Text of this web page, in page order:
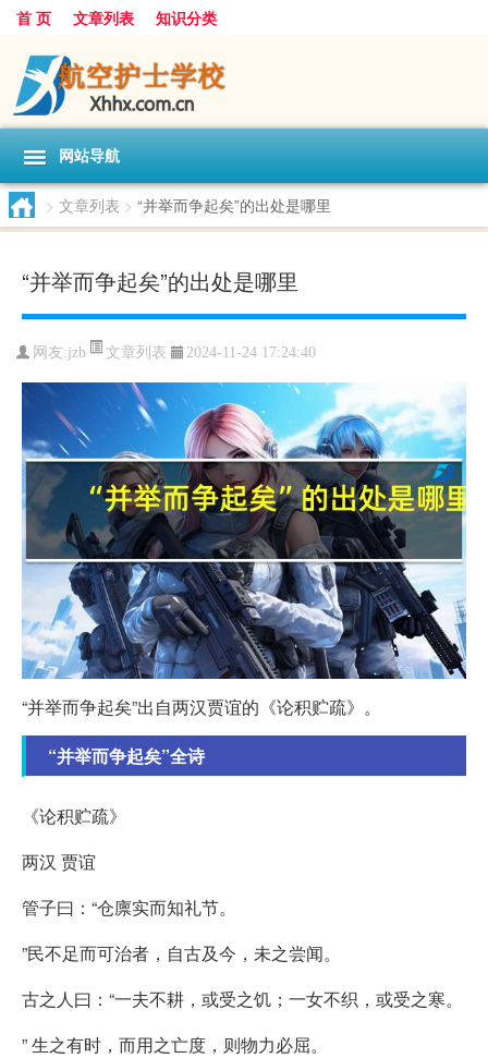
首 页 文章列表 知识分类
网站导航
> 文章列表 > “并举而争起矣”的出处是哪里
“并举而争起矣”的出处是哪里
网友:jzb 文章列表 2024-11-24 17:24:40
“并举而争起矣”出自两汉贾谊的《论积贮疏》。
“并举而争起矣”全诗
《论积贮疏》
两汉 贾谊
管子曰：“仓廪实而知礼节。
”民不足而可治者，自古及今，未之尝闻。
古之人曰：“一夫不耕，或受之饥；一女不织，或受之寒。
” 生之有时，而用之亡度，则物力必屈。